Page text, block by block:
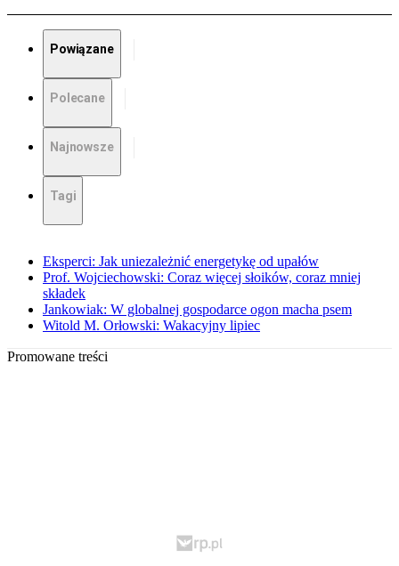
Powiązane
Polecane
Najnowsze
Tagi
Eksperci: Jak uniezależnić energetykę od upałów
Prof. Wojciechowski: Coraz więcej słoików, coraz mniej
składek
Jankowiak: W globalnej gospodarce ogon macha psem
Witold M. Orłowski: Wakacyjny lipiec
Promowane treści